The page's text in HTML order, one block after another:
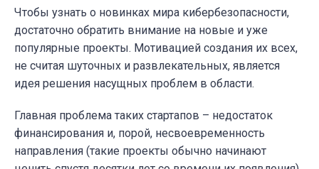
Чтобы узнать о новинках мира кибербезопасности,
достаточно обратить внимание на новые и уже
популярные проекты. Мотивацией создания их всех,
не считая шуточных и развлекательных, является
идея решения насущных проблем в области.
Главная проблема таких стартапов – недостаток
финансирования и, порой, несвоевременность
направления (такие проекты обычно начинают